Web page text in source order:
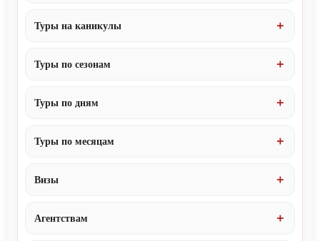
Туры на каникулы
Туры по сезонам
Туры по дням
Туры по месяцам
Визы
Агентствам